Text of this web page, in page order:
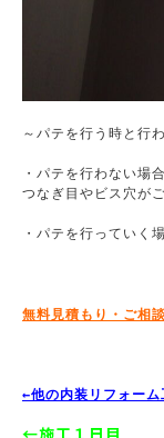
～パテを行う時と行
・パテを行わない場
つなぎ目やビス穴が
・パテを行っていく
無料見積もり・ご相
←他の内装リフォーム
←施工１日目